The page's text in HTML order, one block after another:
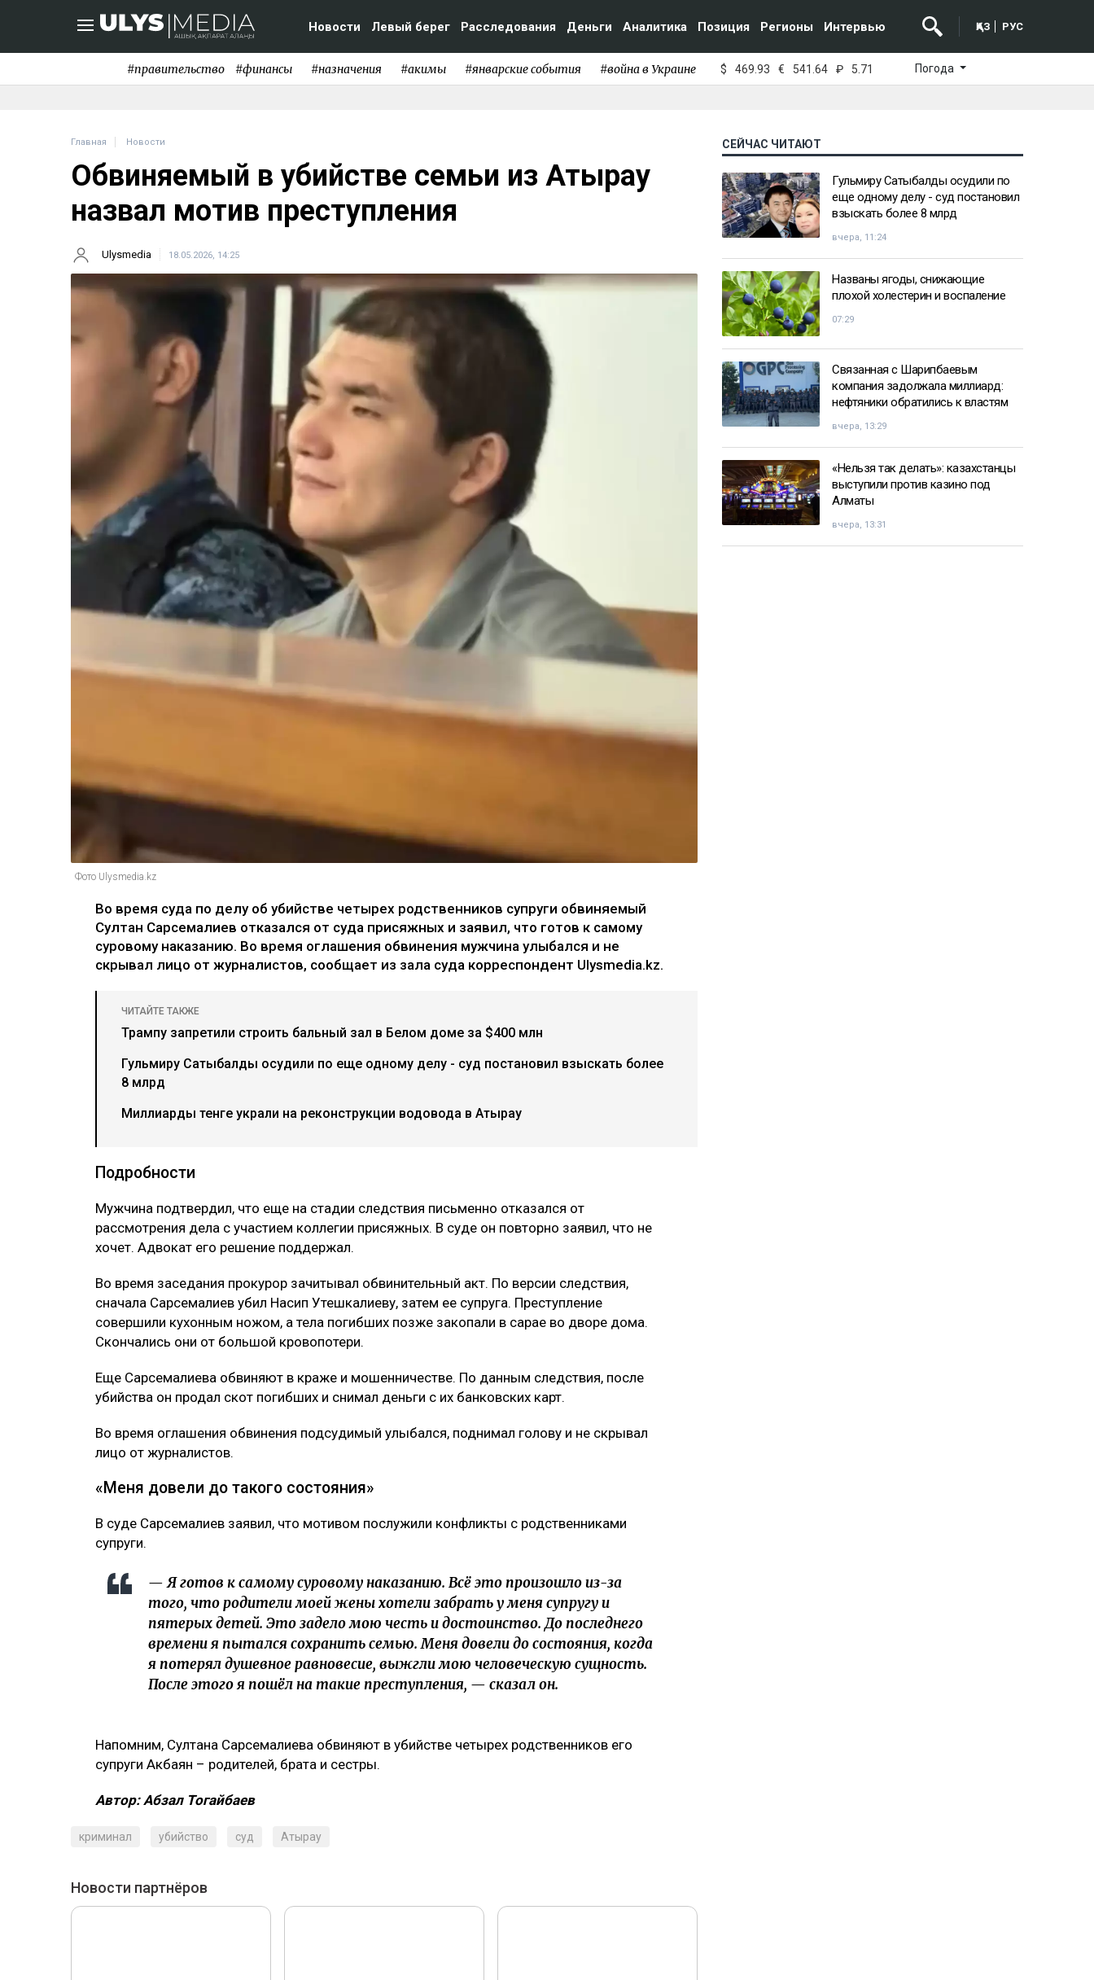
Новости Левый берег Расследования Деньги Аналитика Позиция Регионы Интервью ҚАЗ РУС
#правительство #финансы #назначения #акимы #январские события #война в Украине $ 469.93 € 541.64 ₽ 5.71 Погода
Главная Новости
Обвиняемый в убийстве семьи из Атырау
назвал мотив преступления
Ulysmedia 18.05.2026, 14:25
Фото Ulysmedia.kz
Во время суда по делу об убийстве четырех родственников супруги обвиняемый
Султан Сарсемалиев отказался от суда присяжных и заявил, что готов к самому
суровому наказанию. Во время оглашения обвинения мужчина улыбался и не
скрывал лицо от журналистов, сообщает из зала суда корреспондент Ulysmedia.kz.
ЧИТАЙТЕ ТАКЖЕ
Трампу запретили строить бальный зал в Белом доме за $400 млн
Гульмиру Сатыбалды осудили по еще одному делу - суд постановил взыскать более
8 млрд
Миллиарды тенге украли на реконструкции водовода в Атырау
Подробности
Мужчина подтвердил, что еще на стадии следствия письменно отказался от
рассмотрения дела с участием коллегии присяжных. В суде он повторно заявил, что не
хочет. Адвокат его решение поддержал.
Во время заседания прокурор зачитывал обвинительный акт. По версии следствия,
сначала Сарсемалиев убил Насип Утешкалиеву, затем ее супруга. Преступление
совершили кухонным ножом, а тела погибших позже закопали в сарае во дворе дома.
Скончались они от большой кровопотери.
Еще Сарсемалиева обвиняют в краже и мошенничестве. По данным следствия, после
убийства он продал скот погибших и снимал деньги с их банковских карт.
Во время оглашения обвинения подсудимый улыбался, поднимал голову и не скрывал
лицо от журналистов.
«Меня довели до такого состояния»
В суде Сарсемалиев заявил, что мотивом послужили конфликты с родственниками
супруги.
— Я готов к самому суровому наказанию. Всё это произошло из-за
того, что родители моей жены хотели забрать у меня супругу и
пятерых детей. Это задело мою честь и достоинство. До последнего
времени я пытался сохранить семью. Меня довели до состояния, когда
я потерял душевное равновесие, выжгли мою человеческую сущность.
После этого я пошёл на такие преступления, — сказал он.
Напомним, Султана Сарсемалиева обвиняют в убийстве четырех родственников его
супруги Акбаян – родителей, брата и сестры.
Автор: Абзал Тогайбаев
криминал убийство суд Атырау
СЕЙЧАС ЧИТАЮТ
Гульмиру Сатыбалды осудили по
еще одному делу - суд постановил
взыскать более 8 млрд
вчера, 11:24
Названы ягоды, снижающие
плохой холестерин и воспаление
07:29
Связанная с Шарипбаевым
компания задолжала миллиард:
нефтяники обратились к властям
вчера, 13:29
«Нельзя так делать»: казахстанцы
выступили против казино под
Алматы
вчера, 13:31